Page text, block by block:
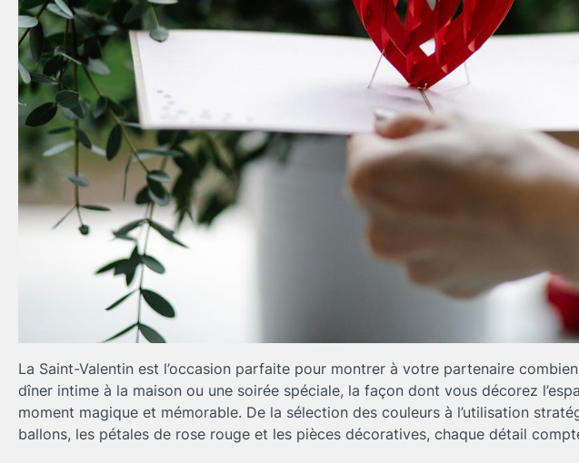
La Saint-Valentin est l’occasion parfaite pour montrer à votre partenaire
dîner intime à la maison ou une soirée spéciale, la façon dont vous décorez
moment magique et mémorable. De la sélection des couleurs à l’utilisation
ballons, les pétales de rose rouge et les pièces décoratives, chaque détail